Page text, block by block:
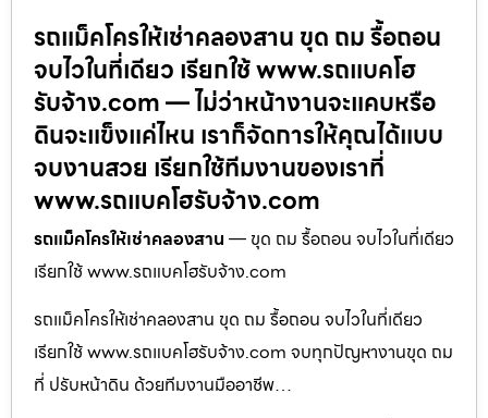
รถแม็คโครให้เช่าคลองสาน ขุด ถม รื้อถอน
จบไวในที่เดียว เรียกใช้ www.รถแบคโฮ
รับจ้าง.com — ไม่ว่าหน้างานจะแคบหรือ
ดินจะแข็งแค่ไหน เราก็จัดการให้คุณได้แบบ
จบงานสวย เรียกใช้ทีมงานของเราที่
www.รถแบคโฮรับจ้าง.com
รถแม็คโครให้เช่าคลองสาน — ขุด ถม รื้อถอน จบไวในที่เดียว
เรียกใช้ www.รถแบคโฮรับจ้าง.com
รถแม็คโครให้เช่าคลองสาน ขุด ถม รื้อถอน จบไวในที่เดียว
เรียกใช้ www.รถแบคโฮรับจ้าง.com จบทุกปัญหางานขุด ถม
ที่ ปรับหน้าดิน ด้วยทีมงานมืออาชีพ…